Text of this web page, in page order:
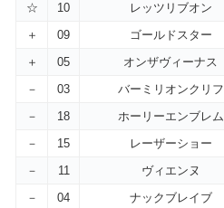
☆
10 レッツリブオン
＋
09 ゴールドスター
＋
05 オンザヴィーナス
－
03 バーミリオンクリフ
－
18 ホーリーエンブレム
－
15 レーザーショー
－
11 ヴィエンヌ
－
04 ナックブレイブ